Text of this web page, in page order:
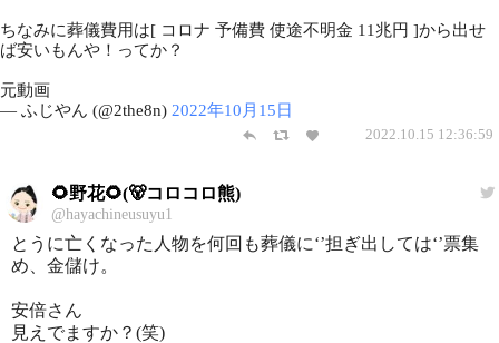
ちなみに葬儀費用は[ コロナ 予備費 使途不明金 11兆円 ]から出せ
ば安いもんや！ってか？
元動画
— ふじやん (@2the8n) 2022年10月15日
2022.10.15 12:36:59
🌻野花🌻(🐻コロコロ熊)
@hayachineusuyu1
とうに亡くなった人物を何回も葬儀に‘’担ぎ出しては‘’票集
め、金儲け。
安倍さん
見えでますか？(笑)